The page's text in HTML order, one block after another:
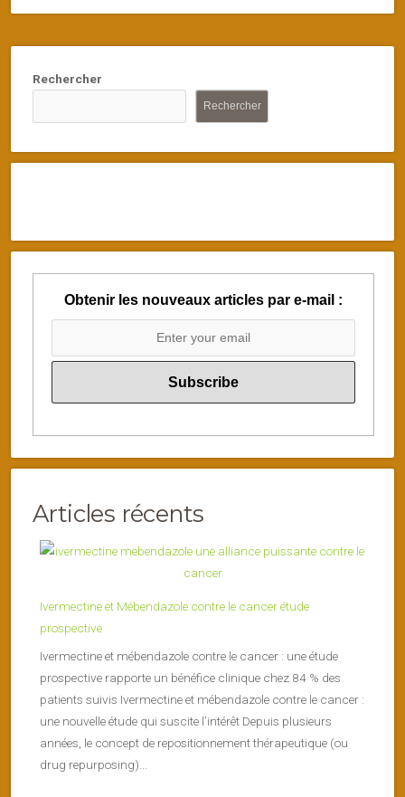
Rechercher
Rechercher
Obtenir les nouveaux articles par e-mail :
Articles récents
Ivermectine et Mébendazole contre le cancer étude
prospective
Ivermectine et mébendazole contre le cancer : une étude
prospective rapporte un bénéfice clinique chez 84 % des
patients suivis Ivermectine et mébendazole contre le cancer :
une nouvelle étude qui suscite l’intérêt Depuis plusieurs
années, le concept de repositionnement thérapeutique (ou
drug repurposing)...